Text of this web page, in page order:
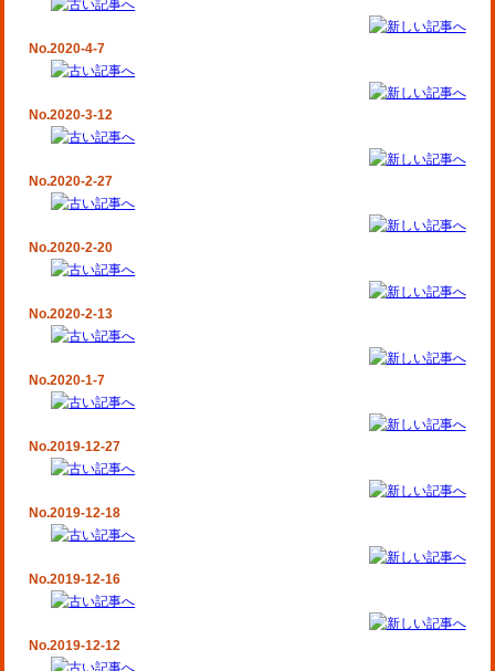
No.2020-4-7
No.2020-3-12
No.2020-2-27
No.2020-2-20
No.2020-2-13
No.2020-1-7
No.2019-12-27
No.2019-12-18
No.2019-12-16
No.2019-12-12